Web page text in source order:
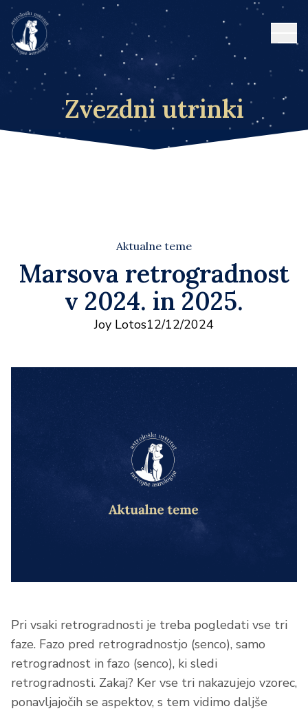
Zvezdni utrinki
Aktualne teme
Marsova retrogradnost
v 2024. in 2025.
Joy Lotos12/12/2024
Pri vsaki retrogradnosti je treba pogledati vse tri
faze. Fazo pred retrogradnostjo (senco), samo
retrogradnost in fazo (senco), ki sledi
retrogradnosti. Zakaj? Ker vse tri nakazujejo vzorec,
ponavljajočih se aspektov, s tem vidimo daljše